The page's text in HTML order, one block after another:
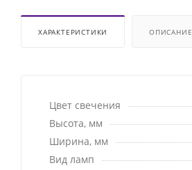
ХАРАКТЕРИСТИКИ ОПИСАНИЕ
Цвет свечения
Высота, мм
Ширина, мм
Вид ламп